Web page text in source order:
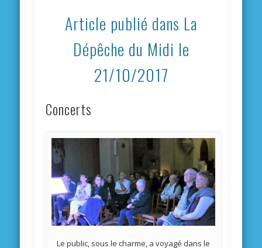
Article publié dans La
Dépêche du Midi le
21/10/2017
Concerts
Le public, sous le charme, a voyagé dans le